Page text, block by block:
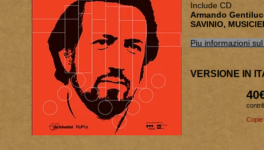
Include CD
Armando
SAVINIO,
Piu informazioni
VERSIONE IN
Copie